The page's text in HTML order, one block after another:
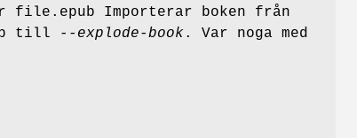
file.epub Importerar boken från
till
--explode-book . Var noga med